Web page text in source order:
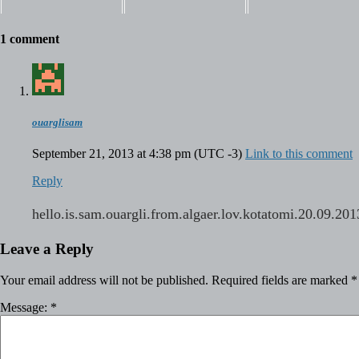
1 comment
ouarglisam
September 21, 2013 at 4:38 pm (UTC -3) Link to this comment
Reply
Leave a Reply
Your email address will not be published. Required fields are marked *
Message: *